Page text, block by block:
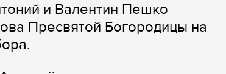
и Валентин Пешко
Пресвятой Богородицы на